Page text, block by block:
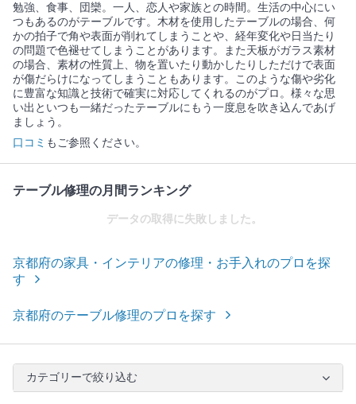
勉強、食事、団欒。一人、恋人や家族との時間。生活の中心にい
つもあるのがテーブルです。木材を使用したテーブルの場合、何
かの拍子で角や表面が削れてしまうことや、経年変化や日当たり
の問題で色褪せてしまうことがあります。また天板がガラス素材
の場合、素材の性質上、物を置いたり動かしたりしただけで表面
が傷だらけになってしまうこともあります。このような傷や劣化
に豊富な知識と技術で確実に対応してくれるのがプロ。様々な思
い出といつも一緒だったテーブルにもう一度息を吹き込んであげ
ましょう。
口コミ もご参照ください。
テーブル修理の月間ランキング
データの取得に失敗しました。
京都府の家具・インテリアの修理・お手入れのプロを探
す
京都府のテーブル修理のプロを探す
カテゴリーで絞り込む